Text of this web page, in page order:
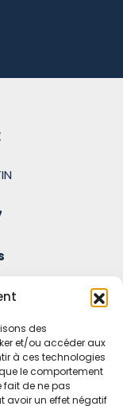
des
et/ou accéder aux
à ces technologies
le comportement
fait de ne pas
avoir un effet négatif